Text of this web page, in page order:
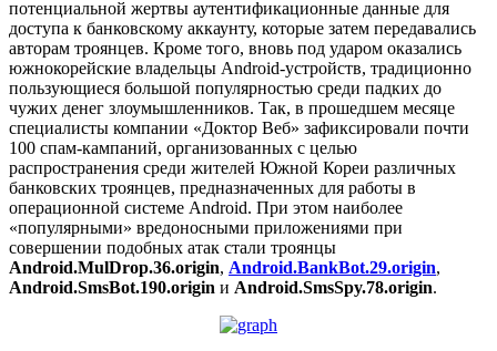
потенциальной жертвы аутентификационные данные для
доступа к банковскому аккаунту, которые затем передавались
авторам троянцев. Кроме того, вновь под ударом оказались
южнокорейские владельцы Android-устройств, традиционно
пользующиеся большой популярностью среди падких до
чужих денег злоумышленников. Так, в прошедшем месяце
специалисты компании «Доктор Веб» зафиксировали почти
100 спам-кампаний, организованных с целью
распространения среди жителей Южной Кореи различных
банковских троянцев, предназначенных для работы в
операционной системе Android. При этом наиболее
«популярными» вредоносными приложениями при
совершении подобных атак стали троянцы
Android.MulDrop.36.origin, Android.BankBot.29.origin,
Android.SmsBot.190.origin и Android.SmsSpy.78.origin.